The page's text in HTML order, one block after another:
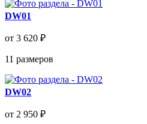
DW01
от 3 620 ₽
11 размеров
DW02
от 2 950 ₽